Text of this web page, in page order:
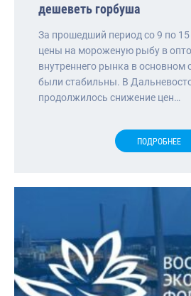
дешеветь горбуша
За прошедший период со 9 по 15
цены на мороженую рыбу в
внутреннего рынка в основном
были стабильны. В
продолжилось снижение цен…
ПОДРОБНЕЕ